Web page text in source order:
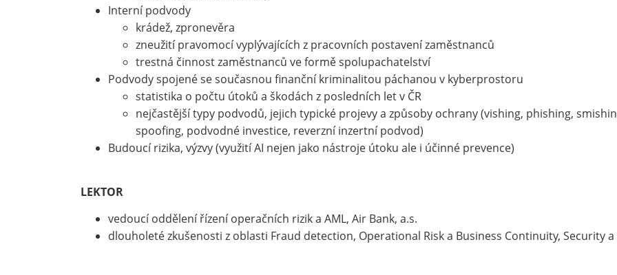
Interní podvody
krádež, zpronevěra
zneužití pravomocí vyplývajících z pracovních postavení zaměstnanců
trestná činnost zaměstnanců ve formě spolupachatelství
Podvody spojené se současnou finanční kriminalitou páchanou v kyberprostoru
statistika o počtu útoků a škodách z posledních let v ČR
nejčastější typy podvodů, jejich typické projevy a způsoby ochrany (vishing, phishing,
spoofing, podvodné investice, reverzní inzertní podvod)
Budoucí rizika, výzvy (využití AI nejen jako nástroje útoku ale i účinné prevence)
LEKTOR
vedoucí oddělení řízení operačních rizik a AML, Air Bank, a.s.
dlouholeté zkušenosti z oblasti Fraud detection, Operational Risk a Business Continuity, Security a